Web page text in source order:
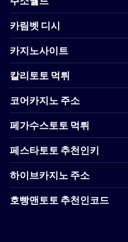
카림벳 디시
카지노사이트
칼리토토 먹튀
코어카지노 주소
페가수스토토 먹튀
페스타토토 추천인키
하이브카지노 주소
호빵맨토토 추천인코드